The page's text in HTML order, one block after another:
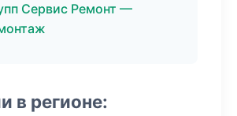
Сервис Ремонт —
в регионе: